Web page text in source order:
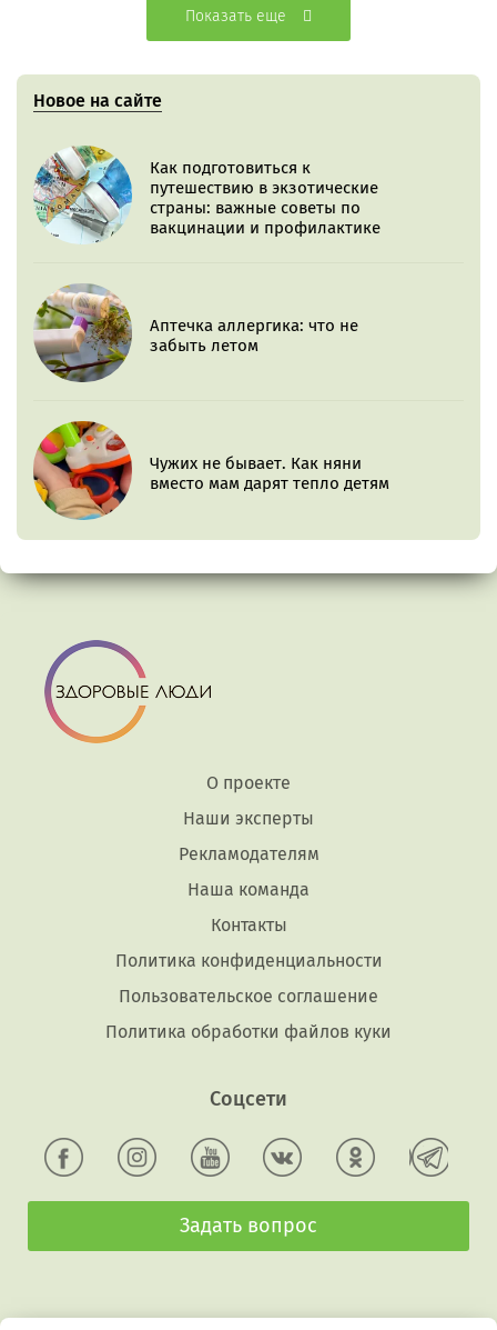
Показать еще
Новое на сайте
Как подготовиться к
путешествию в экзотические
страны: важные советы по
вакцинации и профилактике
Аптечка аллергика: что не
забыть летом
Чужих не бывает. Как няни
вместо мам дарят тепло детям
О проекте
Наши эксперты
Рекламодателям
Наша команда
Контакты
Политика конфиденциальности
Пользовательское соглашение
Политика обработки файлов куки
Соцсети
Задать вопрос